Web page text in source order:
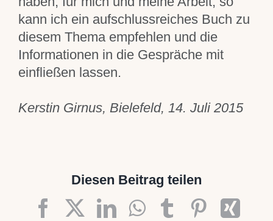
kann ich ein aufschlussreiches Buch zu
diesem Thema empfehlen und die
Informationen in die Gespräche mit
einfließen lassen.
Kerstin Girnus, Bielefeld, 14. Juli 2015
Diesen Beitrag teilen
Facebook
X LinkedIn
WhatsApp
Tumblr